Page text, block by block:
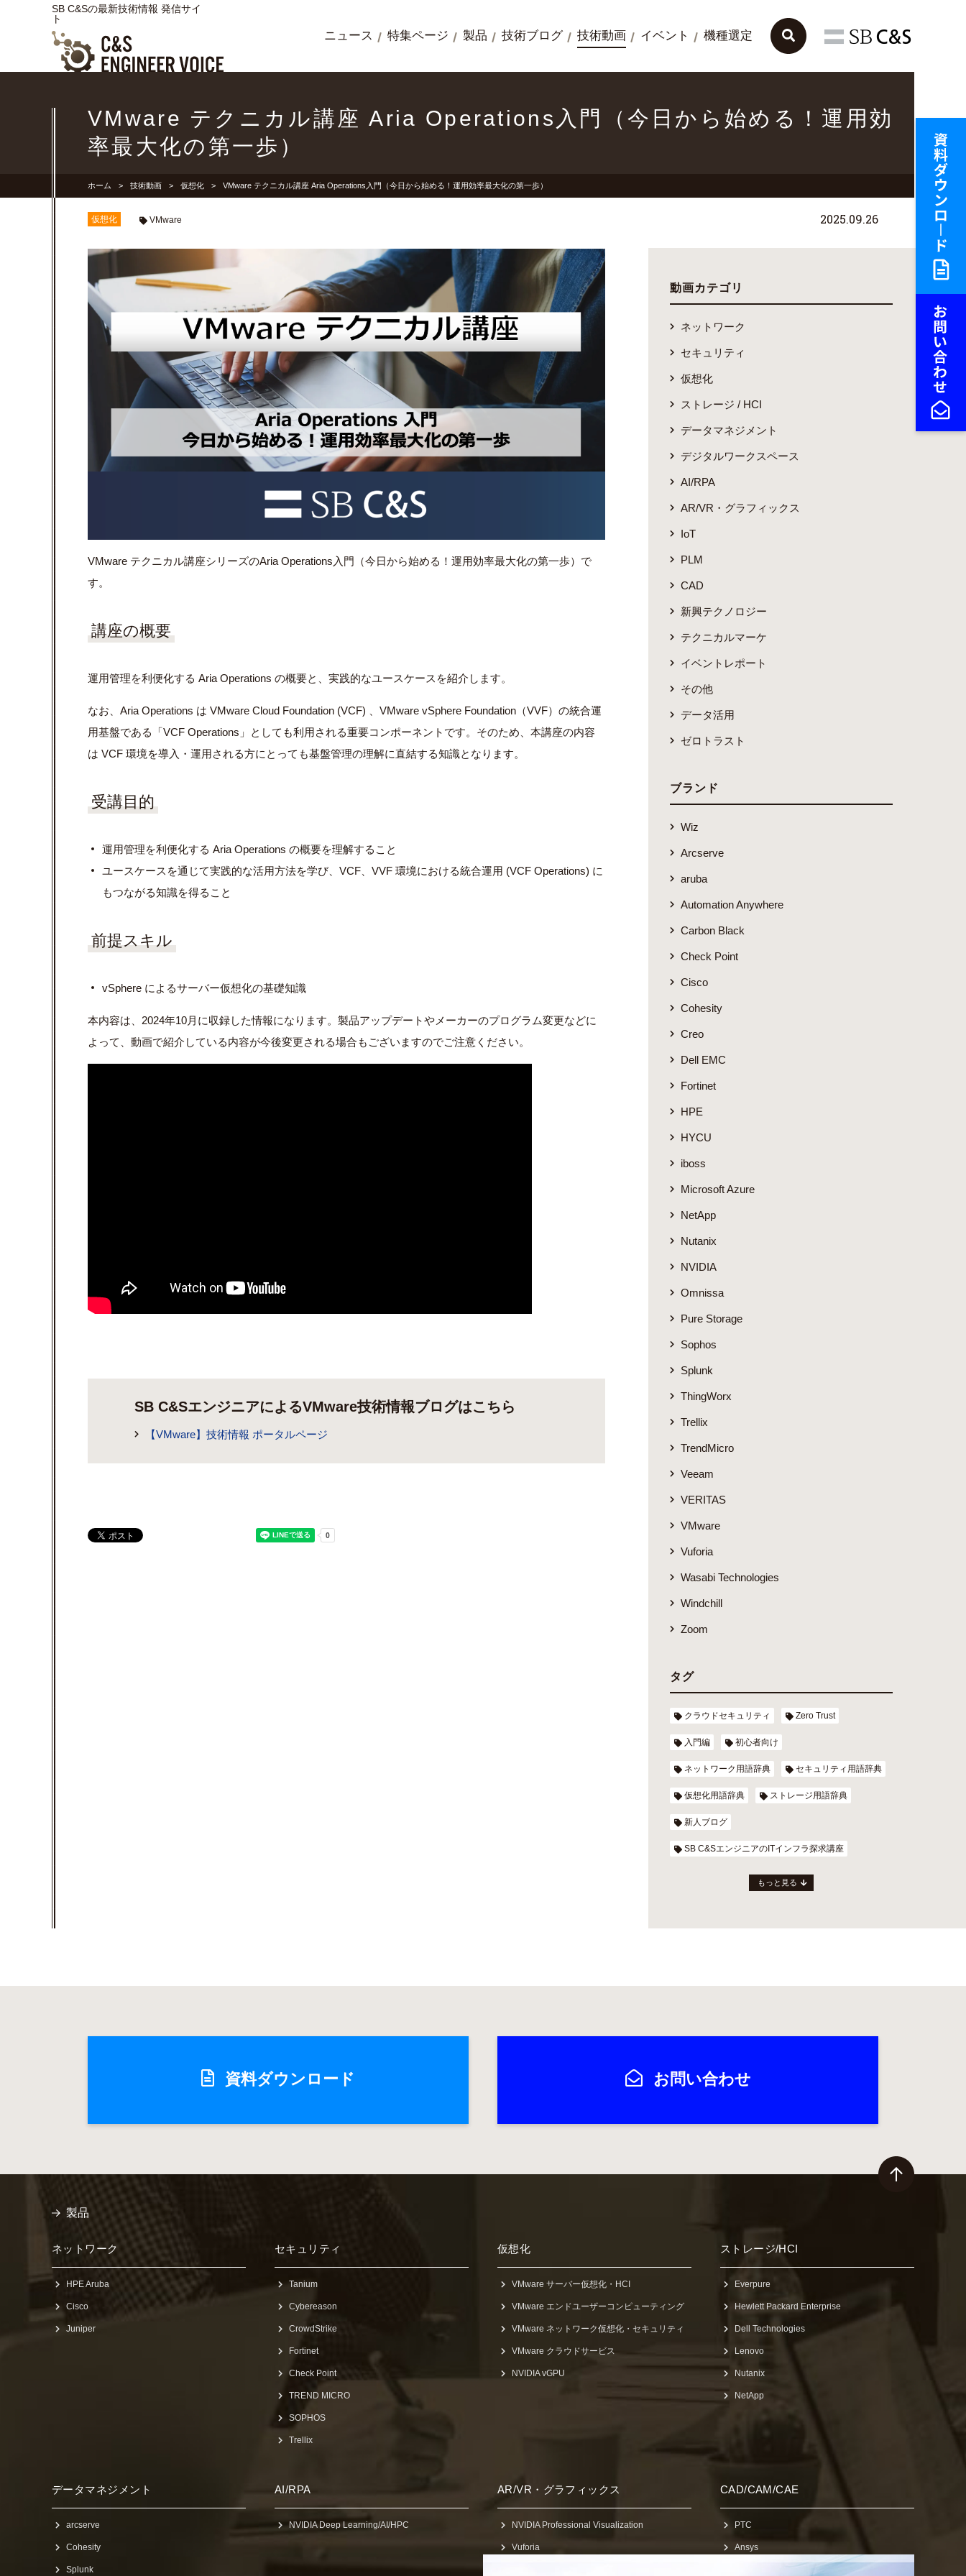
SB C&Sの最新技術情報 発信サイ
ト
ニュース 特集ページ 製品 技術ブログ 技術動画 イベント 機種選定
VMware テクニカル講座 Aria Operations入門（今日から始める！運用効
率最大化の第一歩）
ホーム 技術動画 仮想化 VMware テクニカル講座 Aria Operations入門（今日から始める！運用効率最大化の第一歩）
仮想化 VMware 2025.09.26
VMware テクニカル講座シリーズのAria Operations入門（今日から始める！運用効率最大化の第一歩）で
す。
講座の概要
運用管理を利便化する Aria Operations の概要と、実践的なユースケースを紹介します。
なお、Aria Operations は VMware Cloud Foundation (VCF) 、VMware vSphere Foundation（VVF）の統合運
用基盤である「VCF Operations」としても利用される重要コンポーネントです。そのため、本講座の内容
は VCF 環境を導入・運用される方にとっても基盤管理の理解に直結する知識となります。
受講目的
運用管理を利便化する Aria Operations の概要を理解すること
ユースケースを通じて実践的な活用方法を学び、VCF、VVF 環境における統合運用 (VCF Operations) に
もつながる知識を得ること
前提スキル
vSphere によるサーバー仮想化の基礎知識
本内容は、2024年10月に収録した情報になります。製品アップデートやメーカーのプログラム変更などに
よって、動画で紹介している内容が今後変更される場合もございますのでご注意ください。
SB C&SエンジニアによるVMware技術情報ブログはこちら
【VMware】技術情報 ポータルページ
動画カテゴリ
ネットワーク
セキュリティ
仮想化
ストレージ / HCI
データマネジメント
デジタルワークスペース
AI/RPA
AR/VR・グラフィックス
IoT
PLM
CAD
新興テクノロジー
テクニカルマーケ
イベントレポート
その他
データ活用
ゼロトラスト
ブランド
Wiz
Arcserve
aruba
Automation Anywhere
Carbon Black
Check Point
Cisco
Cohesity
Creo
Dell EMC
Fortinet
HPE
HYCU
iboss
Microsoft Azure
NetApp
Nutanix
NVIDIA
Omnissa
Pure Storage
Sophos
Splunk
ThingWorx
Trellix
TrendMicro
Veeam
VERITAS
VMware
Vuforia
Wasabi Technologies
Windchill
Zoom
タグ
クラウドセキュリティ Zero Trust
入門編 初心者向け
ネットワーク用語辞典 セキュリティ用語辞典
仮想化用語辞典 ストレージ用語辞典
新人ブログ
SB C&SエンジニアのITインフラ探求講座
もっと見る
資料ダウンロード お問い合わせ
製品
ネットワーク
HPE Aruba
Cisco
Juniper
セキュリティ
Tanium
Cybereason
CrowdStrike
Fortinet
Check Point
TREND MICRO
SOPHOS
Trellix
仮想化
VMware サーバー仮想化・HCI
VMware エンドユーザーコンピューティング
VMware ネットワーク仮想化・セキュリティ
VMware クラウドサービス
NVIDIA vGPU
ストレージ/HCI
Everpure
Hewlett Packard Enterprise
Dell Technologies
Lenovo
Nutanix
NetApp
データマネジメント
arcserve
Cohesity
Splunk
AI/RPA
NVIDIA Deep Learning/AI/HPC
AR/VR・グラフィックス
NVIDIA Professional Visualization
Vuforia
CAD/CAM/CAE
PTC
Ansys